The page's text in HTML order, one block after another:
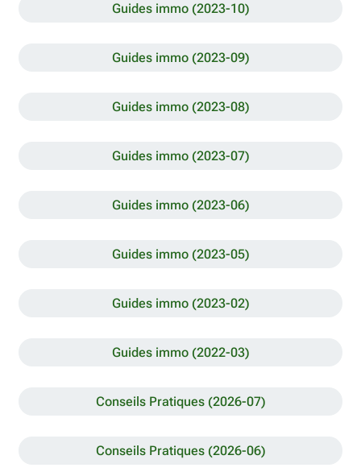
Guides immo (2023-10)
Guides immo (2023-09)
Guides immo (2023-08)
Guides immo (2023-07)
Guides immo (2023-06)
Guides immo (2023-05)
Guides immo (2023-02)
Guides immo (2022-03)
Conseils Pratiques (2026-07)
Conseils Pratiques (2026-06)